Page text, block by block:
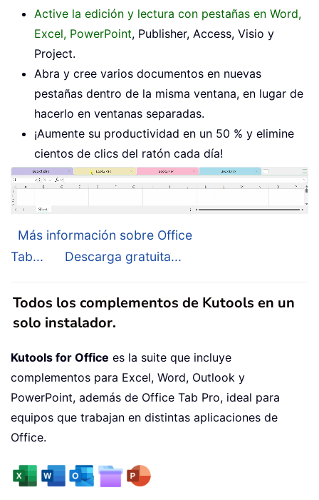
Active la edición y lectura con pestañas en Word,
Excel, PowerPoint, Publisher, Access, Visio y
Project.
Abra y cree varios documentos en nuevas
pestañas dentro de la misma ventana, en lugar de
hacerlo en ventanas separadas.
¡Aumente su productividad en un 50 % y elimine
cientos de clics del ratón cada día!
Más información sobre Office
Tab...
Descarga gratuita...
Todos los complementos de Kutools en un
solo instalador.
Kutools for Office es la suite que incluye
complementos para Excel, Word, Outlook y
PowerPoint, además de Office Tab Pro, ideal para
equipos que trabajan en distintas aplicaciones de
Office.